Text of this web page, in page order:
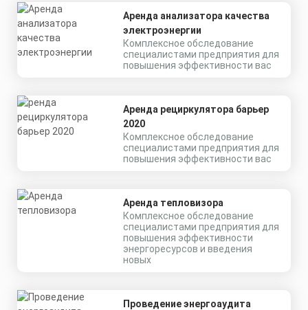
0,95 cos
Материал корпуса:
Экструдированный
(анодированный), вторичная
оптика из акрила (ПММА) с
Цена по запросу
Получить КП за 15
Скачать
Аренда анализатора качества
электроэнергии
Комплексное обследование
специалистами предприятия для
повышения эффективности вас
Аренда рециркулятора барьер
2020
Комплексное обследование
специалистами предприятия для
повышения эффективности вас
Аренда тепловизора
Комплексное обследование
специалистами предприятия для
повышения эффективности
энергоресурсов и введения
новых
Проведение энергоаудита